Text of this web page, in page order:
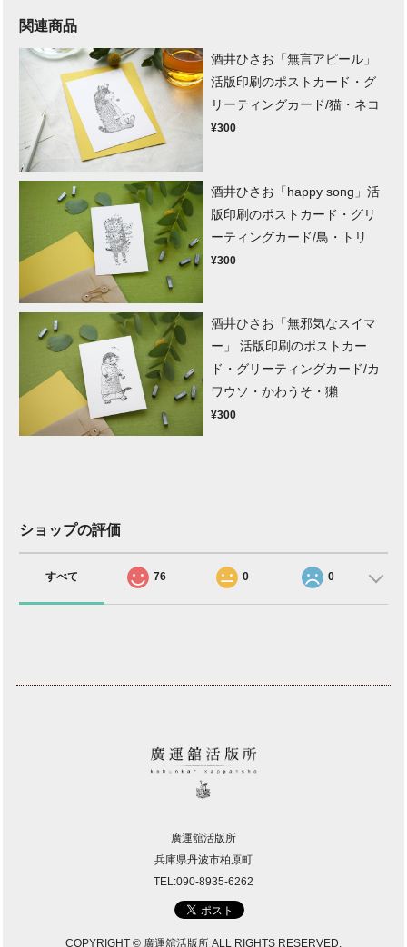
関連商品
酒井ひさお「無言アピール」
活版印刷のポストカード・グ
リーティングカード/猫・ネコ
¥300
酒井ひさお「happy song」活
版印刷のポストカード・グリ
ーティングカード/鳥・トリ
¥300
酒井ひさお「無邪気なスイマ
ー」 活版印刷のポストカー
ド・グリーティングカード/カ
ワウソ・かわうそ・獺
¥300
ショップの評価
すべて 76 0 0
廣運舘活版所
兵庫県丹波市柏原町
TEL:090-8935-6262
COPYRIGHT © 廣運舘活版所 ALL RIGHTS RESERVED.